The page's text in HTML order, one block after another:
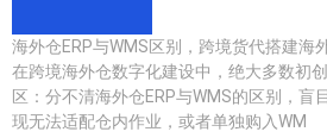
海外仓ERP与WMS区别，跨境货代搭建海
在跨境海外仓数字化建设中，绝大多数初
区：分不清海外仓ERP与WMS的区别，盲
现无法适配仓内作业，或者单独购入WM